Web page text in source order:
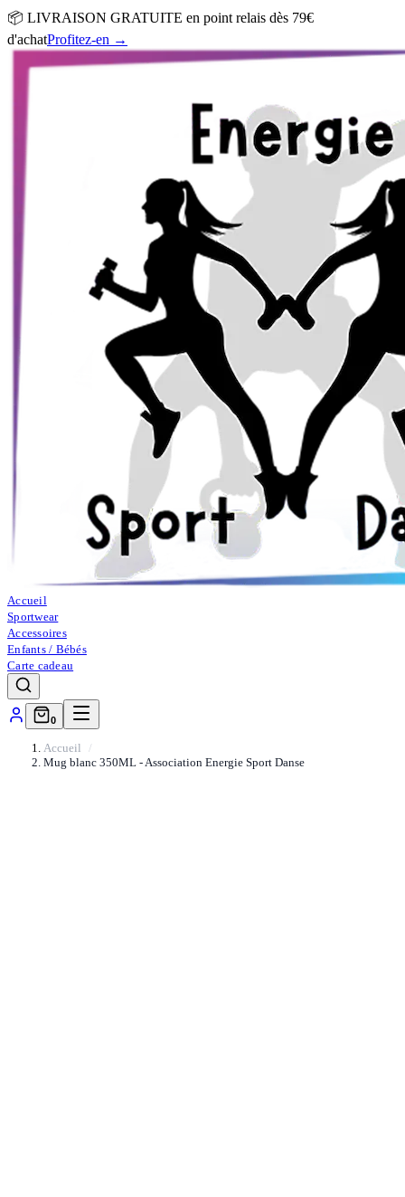
📦 LIVRAISON GRATUITE en point relais dès 79€
d'achatProfitez-en →
Accueil
Sportwear
Accessoires
Enfants / Bébés
Carte cadeau
0
Accueil
Mug blanc 350ML - Association Energie Sport Danse